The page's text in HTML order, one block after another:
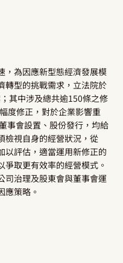
，為因應新型態經濟發展模
轉型的挑戰需求，立法院於
其中涉及總共逾150條之修
度修正，對於企業影響重
事會設置、股份發行，均給
檢視自身的經營狀況，從
以評估，適當運用新修正的
取更有效率的經營模式。
司治理及股東會與董事會運
應策略。